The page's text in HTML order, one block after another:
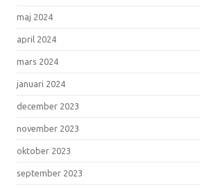
maj 2024
april 2024
mars 2024
januari 2024
december 2023
november 2023
oktober 2023
september 2023